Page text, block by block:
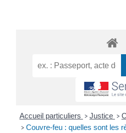
Accueil particuliers > Justice >
> Couvre-feu : quelles sont les